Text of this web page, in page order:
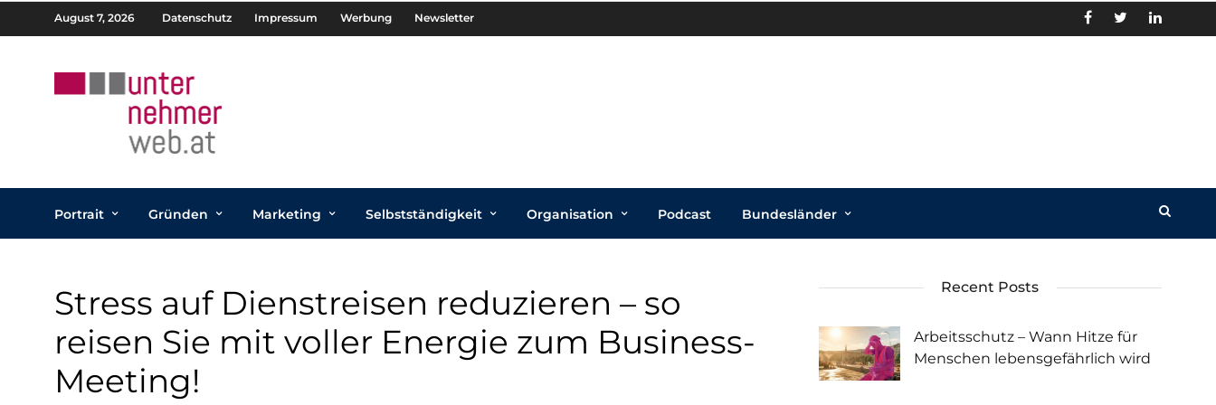
August 7, 2026 Datenschutz Impressum Werbung Newsletter
Portrait Gründen Marketing Selbstständigkeit Organisation Podcast Bundesländer
Stress auf Dienstreisen reduzieren – so
reisen Sie mit voller Energie zum Business-
Meeting!
Recent Posts
Arbeitsschutz – Wann Hitze für
Menschen lebensgefährlich wird